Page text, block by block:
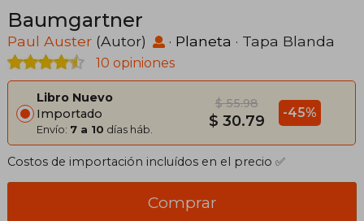
Baumgartner
Paul Auster (Autor) · Planeta · Tapa Blanda
10 opiniones
Libro Nuevo
Importado
Envío: 7 a 10 días háb.
$ 55.98
$ 30.79 -45%
Costos de importación incluídos en el precio ✅
Comprar